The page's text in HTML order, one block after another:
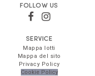
FOLLOW US
SERVICE
Mappa lotti
Mappa del sito
Privacy Policy
Cookie Policy